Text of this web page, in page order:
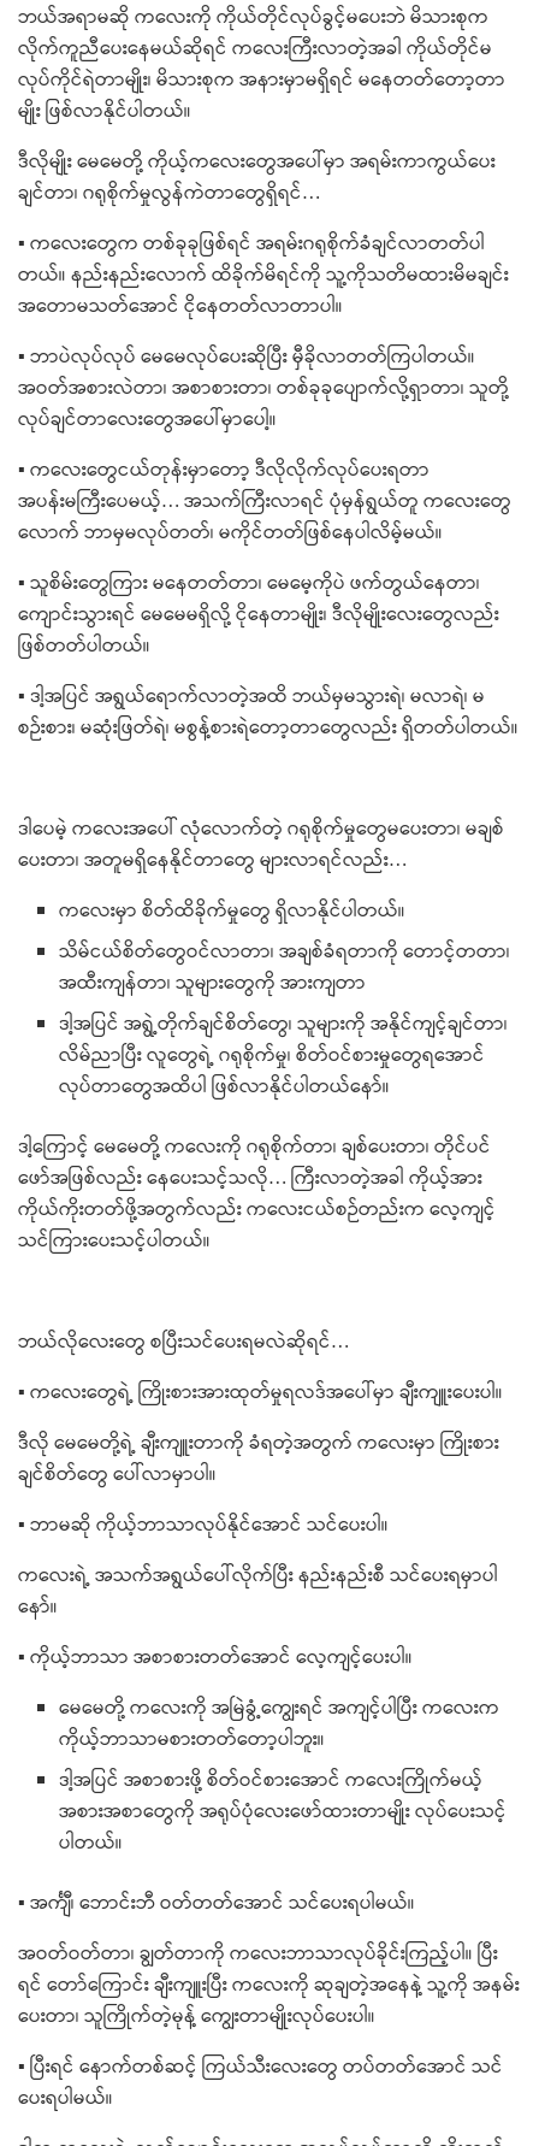
ဘယ်အရာမဆို က​လေးကို ကိုယ်တိုင်လုပ်ခွင့်မ​ပေးဘဲ ​​မိသားစုက
လိုက်ကူညီ​ပေး​နေမယ်ဆိုရင် က​လေးကြီးလာတဲ့အခါ ကိုယ်တိုင်မ
လုပ်ကိုင်ရဲတာမျိုး၊ မိသားစုက အနားမှာမရှိရင် မ​နေ​တတ်​တော့တာ
မျိုး ဖြစ်လာနိုင်ပါတယ်​။
​ဒီလိုမျိုး မေ​မေတို့ ကိုယ့်က​လေး​တွေအ​ပေါ်မှာ အရမ်းကာကွယ်​ပေး
ချင်တာ၊ ဂရုစိုက်မှုလွန်ကဲတာ​တွေရှိရင်…
▪ က​လေး​တွေက တစ်ခုခုဖြစ်ရင် အရမ်းဂရုစိုက်ခံချင်လာတတ်ပါ
တယ်။ နည်းနည်း​လောက် ထိခိုက်မိရင်ကို သူ့ကိုသတိမထားမိမချင်း
အ​တောမသတ်​အောင် ငို​နေတတ်လာတာပါ။
▪ ဘာပဲလုပ်လုပ် ​မေ​မေလုပ်​ပေးဆိုပြီး မှီခိုလာတတ်ကြပါတယ်။
အဝတ်အစားလဲတာ၊ အစာစားတာ၊ တစ်ခုခု​ပျောက်လို့ရှာတာ၊ သူတို့
လုပ်ချင်တာ​လေး​တွေအ​ပေါ်မှာ​​​ပေါ့။
▪ က​လေး​တွေငယ်တုန်းမှာ​တော့ ဒီလိုလိုက်လုပ်​ပေးရတာ
အပန်းမကြီး​ပေမယ့်… အသက်ကြီးလာရင် ပုံမှန်ရွယ်တူ​ ကလေး​တွေ​
လောက် ဘာမှမလုပ်တတ်၊ မကိုင်​တတ်ဖြစ်​နေပါလိမ့်မယ်။
▪ သူစိမ်းတွေကြား မ​နေတတ်တာ၊ ​​မေ​​မေ့ကိုပဲ ဖက်တွယ်​နေတာ၊
ကျောင်းသွားရင် ​မေ​မေမရှိလို့ ငို​နေတာမျိုး၊ ဒီလိုမျိုး​လေး​တွေလည်း
ဖြစ်တတ်ပါတယ်။
▪ ဒါ့အပြင် အရွယ်​ရောက်လာတဲ့အထိ ဘယ်မှမသွားရဲ၊ မလာရဲ၊ မ
စဉ်းစား၊ မဆုံးဖြတ်ရဲ၊ မစွန့်စားရဲတော့တာတွေလည်း ရှိတတ်ပါတယ်။
ဒါ​ပေမဲ့ က​လေးအ​ပေါ် လုံ​လောက်တဲ့ ဂရုစိုက်မှု​တွေမ​ပေးတာ၊ မချစ်​
ပေးတာ၊ အတူမရှိ​နေနိုင်တာ​တွေ များလာရင်လည်း…
က​လေးမှာ စိတ်ထိခိုက်မှု​တွေ ရှိလာနိုင်ပါတယ်။
သိမ်ငယ်စိတ်​တွေဝင်လာတာ၊ အချစ်ခံရတာကို ​တောင့်တတာ၊
အထီးကျန်တာ၊ သူများ​တွေကို အားကျတာ
ဒါ့အပြင် အရွဲ့တိုက်ချင်စိတ်​တွေ၊ သူများကို အနိုင်ကျင့်ချင်တာ၊
လိမ်ညာပြီး လူ​တွေရဲ့ ဂရုစိုက်မှု၊ စိတ်ဝင်စားမှု​တွေရ​အောင်
လုပ်တာ​တွေအထိပါ ဖြစ်လာနိုင်ပါတယ်​နော်။
ဒါ့​ကြောင့် ​မေ​မေတို့ က​လေးကို ဂရုစိုက်တာ၊ ချစ်​ပေးတာ၊ တိုင်ပင်​
ဖော်အဖြစ်လည်း ​နေ​ပေးသင့်သလို… ကြီးလာတဲ့အခါ ကိုယ့်အား
ကိုယ်ကိုးတတ်ဖို့အတွက်လည်း က​လေးငယ်စဉ်တည်းက ​လေ့ကျင့်
သင်ကြား​ပေးသင့်ပါတယ်။
ဘယ်​လို​လေး​တွေ စပြီးသင်​ပေးရမလဲဆိုရင်…
▪ က​လေး​တွေရဲ့ ကြိုးစားအားထုတ်မှုရလဒ်​အ​ပေါ်မှာ ချီးကျူးပေးပါ။
ဒီလို ​မေ​မေတို့ရဲ့ ချီးကျူးတာကို ခံရတဲ့အတွက် က​လေးမှာ ကြိုးစား
ချင်စိတ်​တွေ ​ပေါ်လာမှာပါ။
▪ ဘာမဆို ကိုယ့်ဘာသာလုပ်နိုင်​အောင် သင်​ပေးပါ။
က​လေးရဲ့ အသက်အရွယ်​ပေါ်လိုက်ပြီး နည်းနည်းစီ သင်​ပေးရမှာပါ​
နော်။
▪ ကိုယ့်ဘာသာ အစာစားတတ်​အောင် ​လေ့ကျင့်​ပေးပါ။
မေ​မေတို့ က​လေးကို အမြဲခွံ့ကျွေးရင် အကျင့်ပါပြီး က​လေးက
ကိုယ့်ဘာသာမစားတတ်​​တော့ပါဘူး။
ဒါ့​အပြင် အစာစားဖို့ စိတ်ဝင်စား​အောင် က​လေးကြိုက်မယ့်
အစားအစာ​တွေကို အရုပ်​ပုံ​လေး​ဖော်ထား​တာမျိုး လုပ်​ပေးသင့်
ပါတယ်။
▪ အင်္ကျီ၊ ​ဘောင်းဘီ ဝတ်တတ်​အောင် သင်​ပေးရပါမယ်။
အဝတ်ဝတ်တာ၊ ချွတ်တာကို က​လေးဘာသာလုပ်ခိုင်းကြည့်ပါ။ ပြီး
ရင် ​တော်​ကြောင်း ချီးကျူးပြီး က​လေးကို ဆုချတဲ့အ​နေနဲ့ သူ့ကို အနမ်း​
ပေးတာ၊ သူကြိုက်တဲ့မုန့်​ ကျွေးတာမျိုးလုပ်​ပေးပါ။
▪ ပြီးရင် ​နောက်တစ်ဆင့် ကြယ်သီး​လေး​တွေ တပ်တတ်​အောင် သင်​
ပေးရပါမယ်။